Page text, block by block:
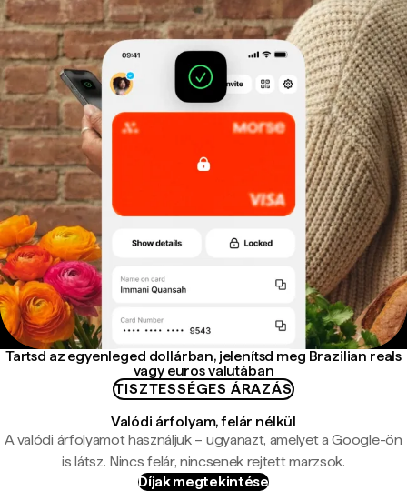
Tartsd az egyenleged dollárban, jelenítsd meg Brazilian reals
vagy euros valutában
TISZTESSÉGES ÁRAZÁS
Valódi árfolyam, felár nélkül
A valódi árfolyamot használjuk – ugyanazt, amelyet a Google-ön
is látsz. Nincs felár, nincsenek rejtett marzsok.
Díjak megtekintése